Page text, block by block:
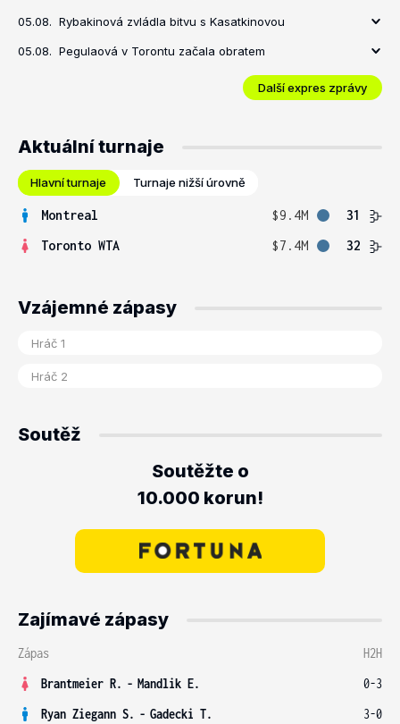
05.08. Rybakinová zvládla bitvu s Kasatkinovou
05.08. Pegulaová v Torontu začala obratem
Další expres zprávy
Aktuální turnaje
Hlavní turnaje Turnaje nižší úrovně
Montreal $9.4M
31
Toronto WTA
$7.4M 32
Vzájemné zápasy
Soutěž
Soutěžte o
10.000 korun!
Zajímavé zápasy
Zápas
H2H
Brantmeier R. - Mandlik E.
0-3
Ryan Ziegann S. - Gadecki T.
3-0